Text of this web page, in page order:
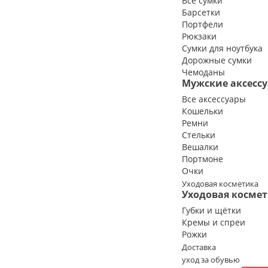
Барсетки
Портфели
Рюкзаки
Сумки для ноутбука
Дорожные сумки
Чемоданы
Мужские
Все аксессуары
Кошельки
Ремни
Стельки
Вешалки
Портмоне
Очки
Уходовая косметика
Уходовая
Губки и щётки
Кремы и спреи
Рожки
Доставка
уход за обувью